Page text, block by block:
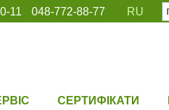
11 048-772-88-77 RU
СЕРТИФІКАТИ